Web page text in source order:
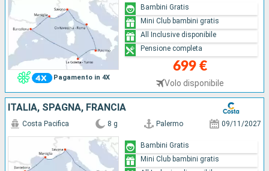
Pagamento in 4X
699 €
Volo disponibile
Bambini Gratis
Mini Club bambini gratis
All Inclusive disponibile
Pensione completa
ITALIA, SPAGNA, FRANCIA
Costa Pacifica 8 g Palermo 09/11/2027
Bambini Gratis
Mini Club bambini gratis